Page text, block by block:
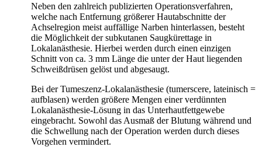
Neben den zahlreich publizierten Operationsverfahren,
welche nach Entfernung größerer Hautabschnitte der
Achselregion meist auffällige Narben hinterlassen, besteht
die Möglichkeit der subkutanen Saugkürettage in
Lokalanästhesie. Hierbei werden durch einen einzigen
Schnitt von ca. 3 mm Länge die unter der Haut liegenden
Schweißdrüsen gelöst und abgesaugt.
Bei der Tumeszenz-Lokalanästhesie (tumerscere, lateinisch =
aufblasen) werden größere Mengen einer verdünnten
Lokalanästhesie-Lösung in das Unterhautfettgewebe
eingebracht. Sowohl das Ausmaß der Blutung während und
die Schwellung nach der Operation werden durch dieses
Vorgehen vermindert.